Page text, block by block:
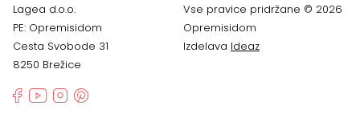
Lagea d.o.o.
PE: Opremisidom
Cesta Svobode 31
8250 Brežice
Vse pravice pridržane © 2026
Opremisidom
Izdelava Ideaz